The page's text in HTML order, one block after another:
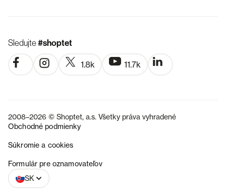
Sledujte#shoptet
1.8k 11.7k
2008–2026 © Shoptet, a.s. Všetky práva vyhradené
Obchodné podmienky
Súkromie a cookies
Formulár pre oznamovateľov
SK